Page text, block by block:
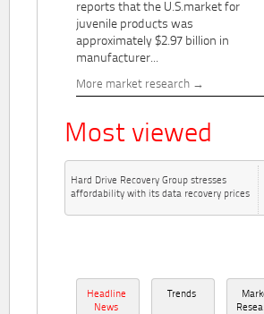
reports that the U.S.market for
juvenile products was
approximately $2.97 billion in
manufacturer...
More market research
Most viewed
Hard Drive Recovery Group stresses
affordability with its data recovery prices
Headline
News
Trends